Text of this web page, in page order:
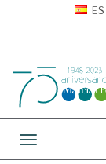
ES
Toggle